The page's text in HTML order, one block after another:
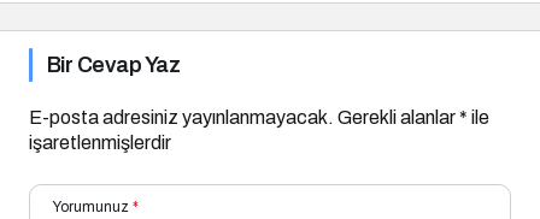
Bir Cevap Yaz
E-posta adresiniz yayınlanmayacak. Gerekli alanlar* ile
işaretlenmişlerdir
Yorumunuz *